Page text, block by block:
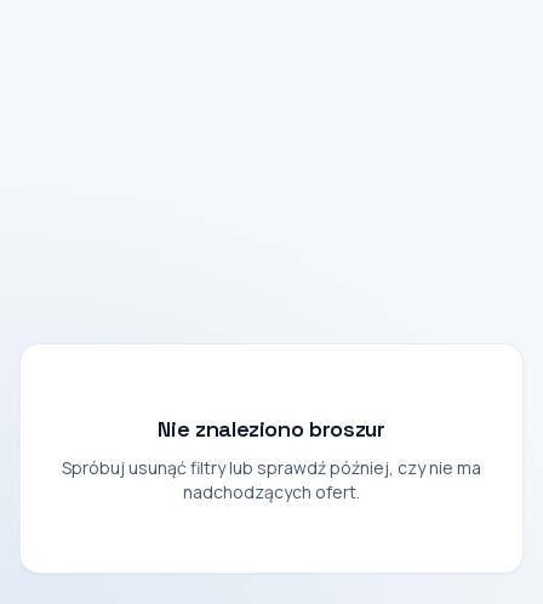
Nie znaleziono broszur
Spróbuj usunąć filtry lub sprawdź później, czy nie ma
nadchodzących ofert.